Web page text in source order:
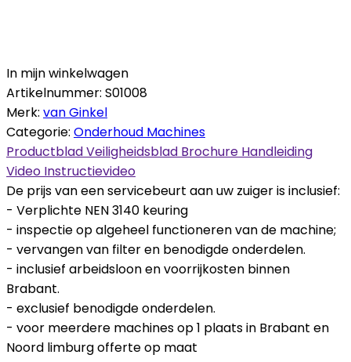
In mijn winkelwagen
Artikelnummer: S01008
Merk: van Ginkel
Categorie: Onderhoud Machines
ProductbladVeiligheidsblad Brochure Handleiding
Video Instructievideo
De prijs van een servicebeurt aan uw zuiger is inclusief:
- Verplichte NEN 3140 keuring
- inspectie op algeheel functioneren van de machine;
- vervangen van filter en benodigde onderdelen.
- inclusief arbeidsloon en voorrijkosten binnen
Brabant.
- exclusief benodigde onderdelen.
- voor meerdere machines op 1 plaats in Brabant en
Noord limburg offerte op maat